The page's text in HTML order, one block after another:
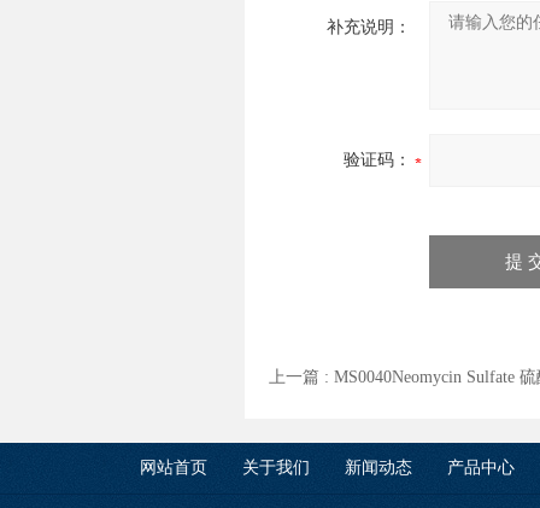
补充说明：
验证码：
上一篇 : MS0040Neomycin Sulfate
网站首页 关于我们 新闻动态 产品中心